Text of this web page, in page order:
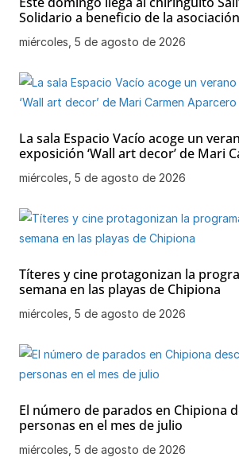
Solidario a beneficio de la
otras demencias de Chipiona
miércoles, 5 de agosto de 2026
La sala Espacio Vacío acoge un
exposición ‘Wall art decor’ de Mari
miércoles, 5 de agosto de 2026
Títeres y cine protagonizan la
semana en las playas de Chipiona
miércoles, 5 de agosto de 2026
El número de parados en Chipiona
personas en el mes de julio
miércoles, 5 de agosto de 2026